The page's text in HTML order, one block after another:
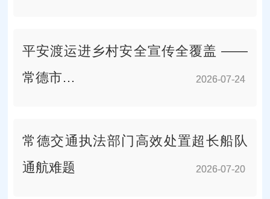
2026-07-24
平安渡运进乡村安全宣传全覆盖 ——
常德市…
2026-07-24
2026-07-20
常德交通执法部门高效处置超长船队
通航难题
2026-07-20